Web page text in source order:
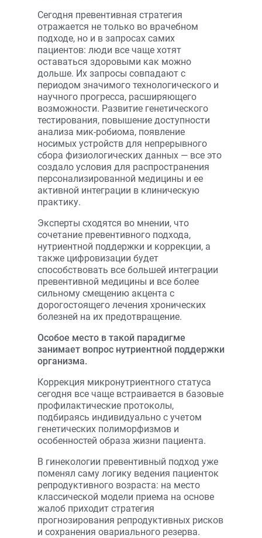
Сегодня превентивная стратегия
отражается не только во врачебном
подходе, но и в запросах самих
пациентов: люди все чаще хотят
оставаться здоровыми как можно
дольше. Их запросы совпадают с
периодом значимого технологического и
научного прогресса, расширяющего
возможности. Развитие генетического
тестирования, повышение доступности
анализа мик-робиома, появление
носимых устройств для непрерывного
сбора физиологических данных — все это
создало условия для распространения
персонализированной медицины и ее
активной интеграции в клиническую
практику.
Эксперты сходятся во мнении, что
сочетание превентивного подхода,
нутриентной поддержки и коррекции, а
также цифровизации будет
способствовать все большей интеграции
превентивной медицины и все более
сильному смещению акцента с
дорогостоящего лечения хронических
болезней на их предотвращение.
Особое место в такой парадигме
занимает вопрос нутриентной поддержки
организма.
Коррекция микронутриентного статуса
сегодня все чаще встраивается в базовые
профилактические протоколы,
подбираясь индивидуально с учетом
генетических полиморфизмов и
особенностей образа жизни пациента.
В гинекологии превентивный подход уже
поменял саму логику ведения пациенток
репродуктивного возраста: на место
классической модели приема на основе
жалоб приходит стратегия
прогнозирования репродуктивных рисков
и сохранения овариального резерва.